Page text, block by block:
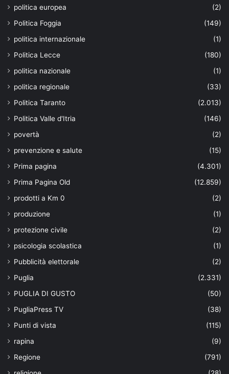
politica europea
(2)
Politica Foggia
(149)
politica internazionale
(1)
Politica Lecce
(180)
politica nazionale
(1)
politica regionale
(33)
Politica Taranto
(2.013)
Politica Valle d'Itria
(146)
povertà
(2)
prevenzione e salute
(15)
Prima pagina
(4.301)
Prima Pagina Old
(12.859)
prodotti a Km 0
(2)
produzione
(1)
protezione civile
(2)
psicologia scolastica
(1)
Pubblicità elettorale
(2)
Puglia
(2.331)
PUGLIA DI GUSTO
(50)
PugliaPress TV
(38)
Punti di vista
(115)
rapina
(9)
Regione
(791)